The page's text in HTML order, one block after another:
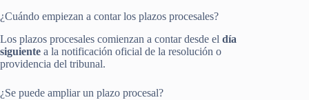
¿Cuándo empiezan a contar los plazos procesales?
Los plazos procesales comienzan a contar desde el día
siguiente a la notificación oficial de la resolución o
providencia del tribunal.
¿Se puede ampliar un plazo procesal?